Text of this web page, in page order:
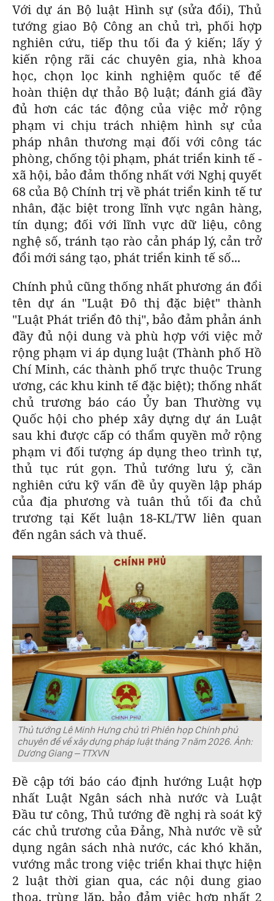
Với dự án Bộ luật Hình sự (sửa đổi), Thủ
tướng giao Bộ Công an chủ trì, phối hợp
nghiên cứu, tiếp thu tối đa ý kiến; lấy ý
kiến rộng rãi các chuyên gia, nhà khoa
học, chọn lọc kinh nghiệm quốc tế để
hoàn thiện dự thảo Bộ luật; đánh giá đầy
đủ hơn các tác động của việc mở rộng
phạm vi chịu trách nhiệm hình sự của
pháp nhân thương mại đối với công tác
phòng, chống tội phạm, phát triển kinh tế -
xã hội, bảo đảm thống nhất với Nghị quyết
68 của Bộ Chính trị về phát triển kinh tế tư
nhân, đặc biệt trong lĩnh vực ngân hàng,
tín dụng; đối với lĩnh vực dữ liệu, công
nghệ số, tránh tạo rào cản pháp lý, cản trở
đổi mới sáng tạo, phát triển kinh tế số...
Chính phủ cũng thống nhất phương án đổi
tên dự án "Luật Đô thị đặc biệt" thành
"Luật Phát triển đô thị", bảo đảm phản ánh
đầy đủ nội dung và phù hợp với việc mở
rộng phạm vi áp dụng luật (Thành phố Hồ
Chí Minh, các thành phố trực thuộc Trung
ương, các khu kinh tế đặc biệt); thống nhất
chủ trương báo cáo Ủy ban Thường vụ
Quốc hội cho phép xây dựng dự án Luật
sau khi được cấp có thẩm quyền mở rộng
phạm vi đối tượng áp dụng theo trình tự,
thủ tục rút gọn. Thủ tướng lưu ý, cần
nghiên cứu kỹ vấn đề ủy quyền lập pháp
của địa phương và tuân thủ tối đa chủ
trương tại Kết luận 18-KL/TW liên quan
đến ngân sách và thuế.
Thủ tướng Lê Minh Hưng chủ trì Phiên họp Chính phủ
chuyên đề về xây dựng pháp luật tháng 7 năm 2026. Ảnh:
Dương Giang – TTXVN
Đề cập tới báo cáo định hướng Luật hợp
nhất Luật Ngân sách nhà nước và Luật
Đầu tư công, Thủ tướng đề nghị rà soát kỹ
các chủ trương của Đảng, Nhà nước về sử
dụng ngân sách nhà nước, các khó khăn,
vướng mắc trong việc triển khai thực hiện
2 luật thời gian qua, các nội dung giao
thoa, trùng lặp, bảo đảm việc hợp nhất 2